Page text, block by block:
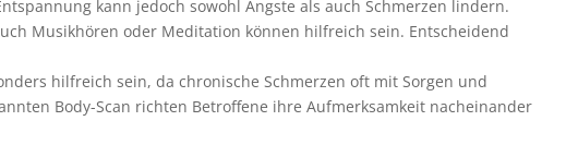
kann jedoch sowohl Ängste als auch Schmerzen lindern.
Musikhören oder Meditation können hilfreich sein. Entscheidend
hilfreich sein, da chronische Schmerzen oft mit Sorgen und
Body-Scan richten Betroffene ihre Aufmerksamkeit nacheinander